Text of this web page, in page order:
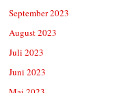
September 2023
August 2023
Juli 2023
Juni 2023